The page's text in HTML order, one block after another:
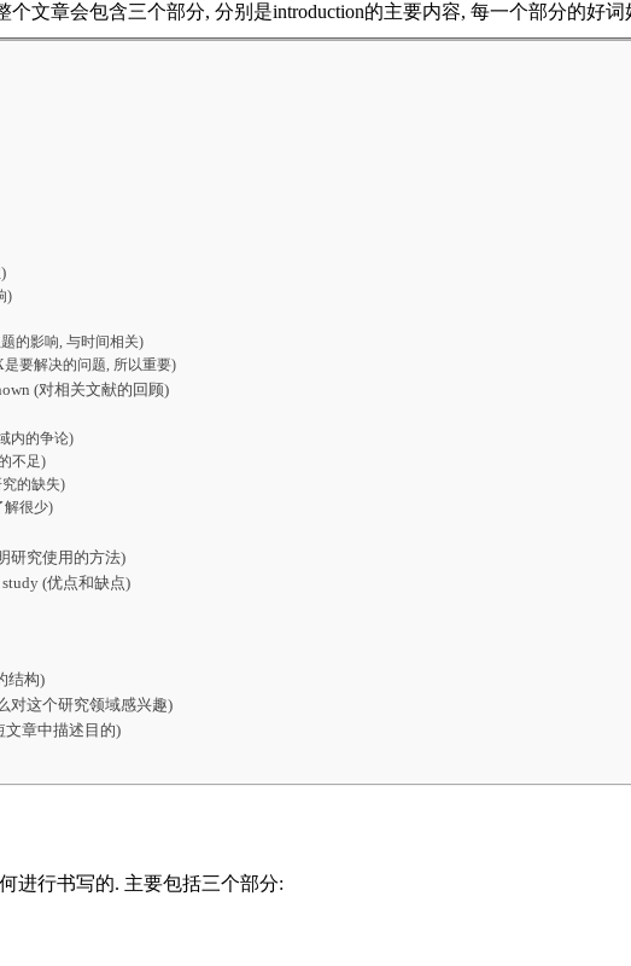
个文章会包含三个部分, 分别是introduction的主要内容, 每一个部分的好
)
题的影响, 与时间相关)
是要解决的问题, 所以重要)
(对相关文献的回顾)
内的争论)
不足)
究的缺失)
解很少)
研究使用的方法)
(优点和缺点)
结构)
对这个研究领域感兴趣)
文章中描述目的)
进行书写的. 主要包括三个部分: